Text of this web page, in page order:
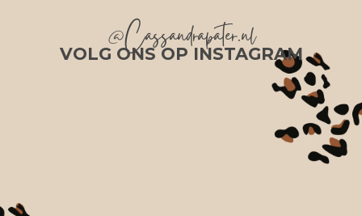
@Cassandrapater.nl
VOLG ONS OP INSTAGRAM